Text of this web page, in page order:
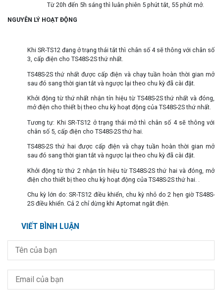
Từ 20h đến 5h sáng thì luân phiên 5 phút tắt, 55 phút mở.
NGUYÊN LÝ HOẠT ĐỘNG
Khi SR-TS12 đang ở trạng thái tắt thì chân số 4 sẽ thông với chân số
3, cấp điện cho TS48S-2S thứ nhất.
TS48S-2S thứ nhất được cấp điện và chạy tuần hoàn thời gian mở
sau đó sang thời gian tắt và ngược lại theo chu kỳ đã cài đặt.
Khởi động từ thứ nhất nhận tín hiệu từ TS48S-2S thứ nhất và đóng,
mở điện cho thiết bị theo chu kỳ hoạt động của TS48S-2S thứ nhất.
Tương tự: Khi SR-TS12 ở trạng thái mở thì chân số 4 sẽ thông với
chân số 5, cấp điện cho TS48S-2S thứ hai.
TS48S-2S thứ hai được cấp điện và chạy tuần hoàn thời gian mở
sau đó sang thời gian tắt và ngược lại theo chu kỳ đã cài đặt.
Khởi động từ thứ 2 nhận tín hiệu từ TS48S-2S thứ hai và đóng, mở
điện cho thiết bị theo chu kỳ hoạt động của TS48S-2S thứ hai. .
Chu kỳ lớn do: SR-TS12 điều khiển, chu kỳ nhỏ do 2 hẹn giờ TS48S-
2S điều khiển. Cả 2 chỉ dừng khi Aptomat ngắt điện.
VIẾT BÌNH LUẬN